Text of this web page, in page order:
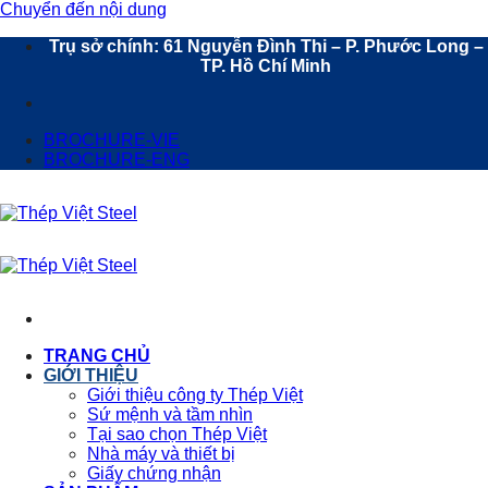
Chuyển đến nội dung
Trụ sở chính: 61 Nguyễn Đình Thi – P. Phước Long –
TP. Hồ Chí Minh
BROCHURE-VIE
BROCHURE-ENG
TRANG CHỦ
GIỚI THIỆU
Giới thiệu công ty Thép Việt
Sứ mệnh và tầm nhìn
Tại sao chọn Thép Việt
Nhà máy và thiết bị
Giấy chứng nhận